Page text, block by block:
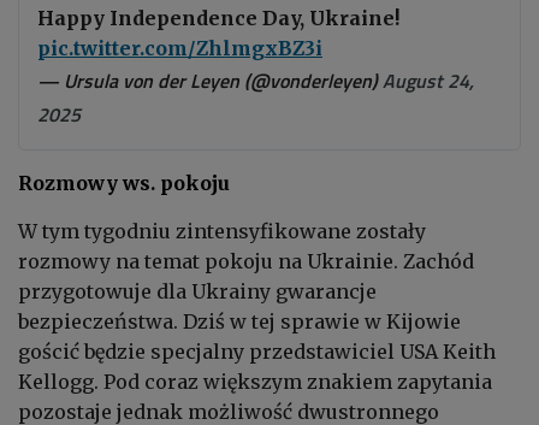
Happy Independence Day, Ukraine!
pic.twitter.com/ZhlmgxBZ3i
— Ursula von der Leyen (@vonderleyen)August 24,
2025
Rozmowy ws. pokoju
W tym tygodniu zintensyfikowane zostały
rozmowy na temat pokoju na Ukrainie. Zachód
przygotowuje dla Ukrainy gwarancje
bezpieczeństwa. Dziś w tej sprawie w Kijowie
gościć będzie specjalny przedstawiciel USA Keith
Kellogg. Pod coraz większym znakiem zapytania
pozostaje jednak możliwość dwustronnego